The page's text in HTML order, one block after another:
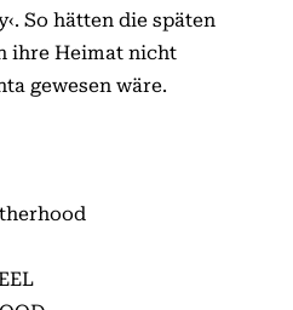
So hätten die späten
ihre Hei­mat nicht
gewesen wäre.